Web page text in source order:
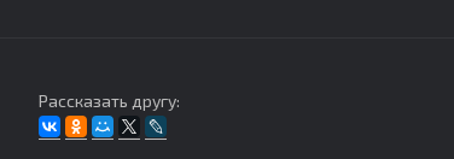
Рассказать другу: